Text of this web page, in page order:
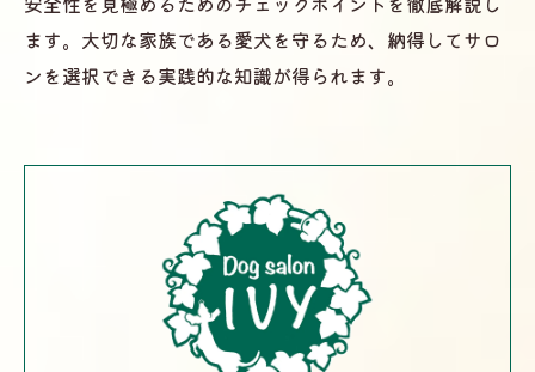
ます。大切な家族である愛犬を守るため、納得してサロ
ンを選択できる実践的な知識が得られます。